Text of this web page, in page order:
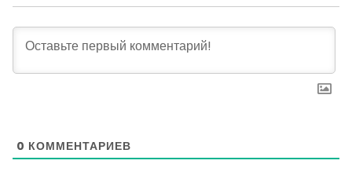
0 КОММЕНТАРИЕВ